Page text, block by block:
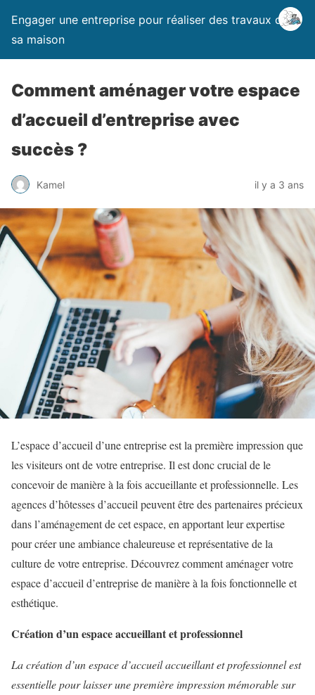
Engager une entreprise pour réaliser des travaux dans
sa maison
Comment aménager votre espace
d’accueil d’entreprise avec
succès ?
Kamel il y a 3 ans
L’espace d’accueil d’une entreprise est la première impression que
les visiteurs ont de votre entreprise. Il est donc crucial de le
concevoir de manière à la fois accueillante et professionnelle. Les
agences d’hôtesses d’accueil peuvent être des partenaires précieux
dans l’aménagement de cet espace, en apportant leur expertise
pour créer une ambiance chaleureuse et représentative de la
culture de votre entreprise. Découvrez comment aménager votre
espace d’accueil d’entreprise de manière à la fois fonctionnelle et
esthétique.
Création d’un espace accueillant et professionnel
La création d’un espace d’accueil accueillant et professionnel est
essentielle pour laisser une première impression mémorable sur